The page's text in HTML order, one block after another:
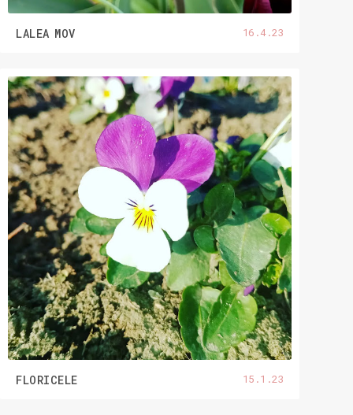
LALEA MOV 16.4.23
FLORICELE 15.1.23